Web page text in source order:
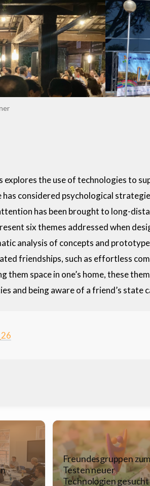
the use of technologies to
considered psychological
has been brought to long-
six themes addressed when
analysis of concepts and
friendships, such as effortless
space in one’s home, these
and being aware of a friend’s state
Freundesgruppen zum
Testen neuer
Technologien gesucht